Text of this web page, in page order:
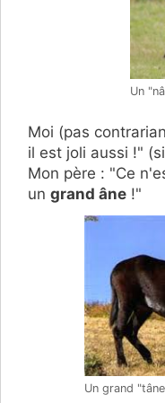
Un
Moi (pas
il est joli aussi !"
Mon père : "Ce
un grand âne !"
Un grand